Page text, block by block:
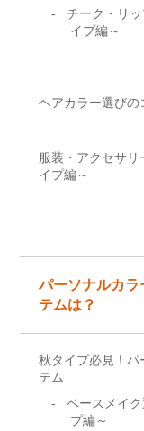
チーク・リ
イプ編～
ヘアカラー選びの
服装・アクセサ
イプ編～
パーソナルカラ
テムは？
秋タイプ必見！パ
テム
ベースメイ
プ編～